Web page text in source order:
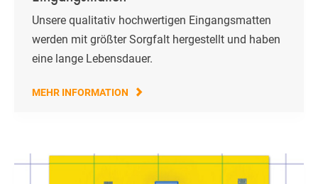
Unsere qualitativ hochwertigen Eingangsmatten
werden mit größter Sorgfalt hergestellt und haben
eine lange Lebensdauer.
MEHR INFORMATION